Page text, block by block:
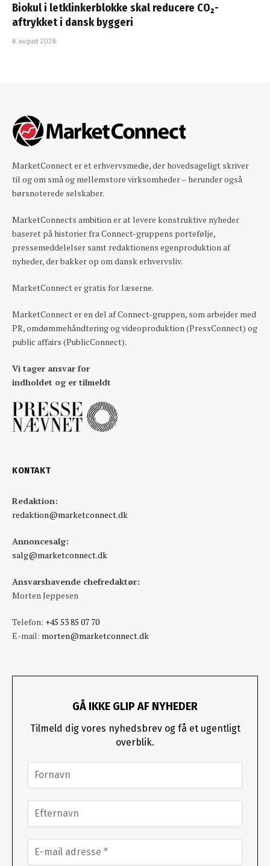
Biokul i letklinkerblokke skal reducere CO₂-
aftrykket i dansk byggeri
6. august 2026
MarketConnect er et erhvervsmedie, der hovedsageligt skriver
til og om små og mellemstore virksomheder – herunder også
børsnoterede selskaber.
MarketConnects ambition er at levere konstruktive nyheder
baseret på historier fra Connect-gruppens portefølje,
pressemeddelelser samt redaktionens egenproduktion af
nyheder, der bakker op om dansk erhvervsliv.
MarketConnect er gratis for læserne.
MarketConnect er en del af Connect-gruppen, som arbejder med
PR, omdømmehåndtering og videoproduktion (PressConnect) og
public affairs (PublicConnect).
Vi tager ansvar for
indholdet og er tilmeldt
KONTAKT
Redaktion:
redaktion@marketconnect.dk
Annoncesalg:
salg@marketconnect.dk
Ansvarshavende chefredaktør:
Morten Jeppesen
Telefon: +45 53 85 07 70
E-mail: morten@marketconnect.dk
GÅ IKKE GLIP AF NYHEDER
Tilmeld dig vores nyhedsbrev og få et ugentligt
overblik.